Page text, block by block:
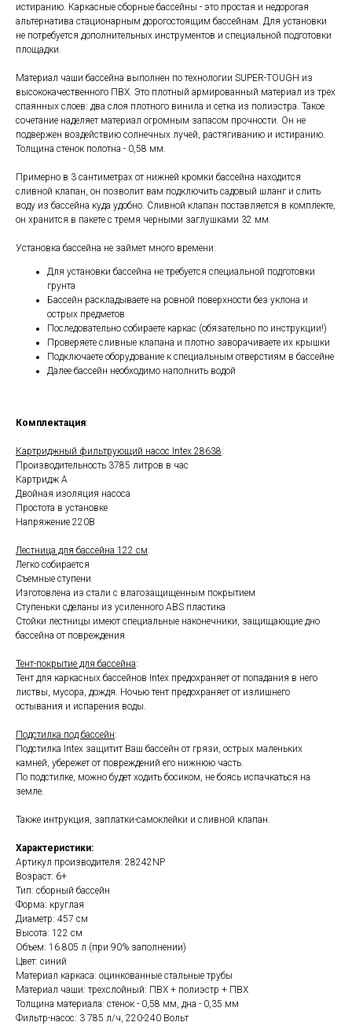
истиранию. Каркасные сборные бассейны - это простая и недорогая
альтернатива стационарным дорогостоящим бассейнам. Для установки
не потребуется дополнительных инструментов и специальной подготовки
площадки.
Материал чаши бассейна выполнен по технологии SUPER-TOUGH из
высококачественного ПВХ. Это плотный армированный материал из трех
спаянных слоев: два слоя плотного винила и сетка из полиэстра. Такое
сочетание наделяет материал огромным запасом прочности. Он не
подвержен воздействию солнечных лучей, растягиванию и истиранию.
Толщина стенок полотна - 0,58 мм.
Примерно в 3 сантиметрах от нижней кромки бассейна находится
сливной клапан, он позволит вам подключить садовый шланг и слить
воду из бассейна куда удобно. Сливной клапан поставляется в комплекте,
он хранится в пакете с тремя черными заглушками 32 мм.
Установка бассейна не займет много времени:
Для установки бассейна не требуется специальной подготовки
грунта
Бассейн раскладываете на ровной поверхности без уклона и
острых предметов
Последовательно собираете каркас (обязательно по инструкции!)
Проверяете сливные клапана и плотно заворачиваете их крышки
Подключаете оборудование к специальным отверстиям в бассейне
Далее бассейн необходимо наполнить водой
Комплектация:
Картриджный фильтрующий насос Intex 28638:
Производительность 3785 литров в час
Картридж А
Двойная изоляция насоса
Простота в установке
Напряжение 220В
Лестница для бассейна 122 см:
Легко собирается
Съемные ступени
Изготовлена из стали с влагозащищенным покрытием
Ступеньки сделаны из усиленного ABS пластика
Стойки лестницы имеют специальные наконечники, защищающие дно
бассейна от повреждения
Тент-покрытие для бассейна:
Тент для каркасных бассейнов Intex предохраняет от попадания в него
листвы, мусора, дождя. Ночью тент предохраняет от излишнего
остывания и испарения воды.
Подстилка под бассейн:
Подстилка Intex защитит Ваш бассейн от грязи, острых маленьких
камней, убережет от повреждений его нижнюю часть.
По подстилке, можно будет ходить босиком, не боясь испачкаться на
земле.
Также интрукция, заплатки-самоклейки и сливной клапан.
Характеристики:
Артикул производителя: 28242NP
Возраст: 6+
Тип: сборный бассейн
Форма: круглая
Диаметр: 457 см
Высота: 122 см
Объем: 16 805 л (при 90% заполнении)
Цвет: синий
Материал каркаса: оцинкованные стальные трубы
Материал чаши: трехслойный: ПВХ + полиэстр + ПВХ
Толщина материала: стенок - 0,58 мм, дна - 0,35 мм
Фильтр-насос: 3 785 л/ч, 220-240 Вольт